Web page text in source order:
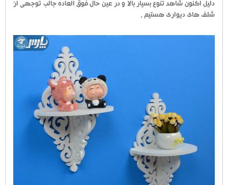
دلیل اکنون شاهد تنوع بسیار بالا و در عین حال فوق العاده جالب توجهی از
شلف های دیواری هستیم .